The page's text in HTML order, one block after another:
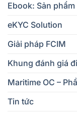
Ebook: Sản
eKYC Solution
Giải pháp FCIM
Khung đánh giá
Maritime OC –
Tin tức